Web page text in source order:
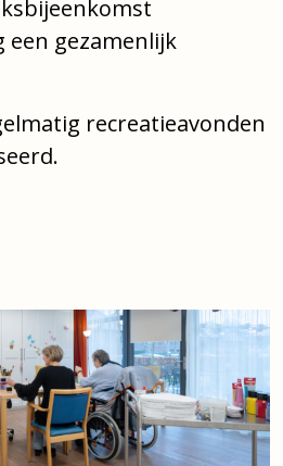
een gezamenlijk
recreatieavonden